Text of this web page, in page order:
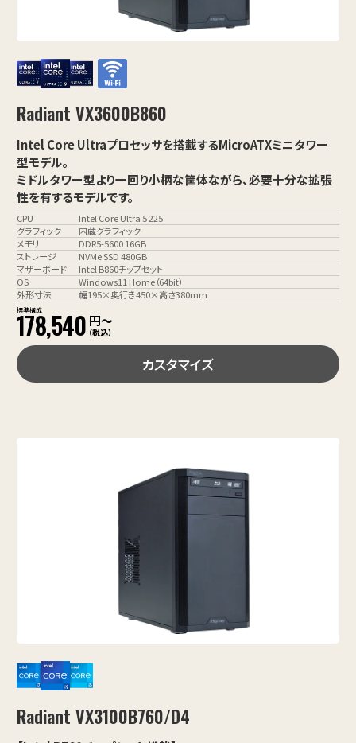
Radiant VX3600B860
Intel Core Ultraプロセッサを搭載するMicroATXミニタワー
型モデル。
ミドルタワー型より一回り小柄な筐体ながら、必要十分な拡張
性を有するモデルです。
CPU
Intel Core Ultra 5 225
グラフィック
内蔵グラフィック
メモリ
DDR5-5600 16GB
ストレージ
NVMe SSD 480GB
マザーボード
Intel B860チップセット
OS
Windows11 Home（64bit）
外形寸法
幅195×奥行き450×高さ380mm
標準構成
178,540 円〜
（税込）
カスタマイズ
Radiant VX3100B760/D4